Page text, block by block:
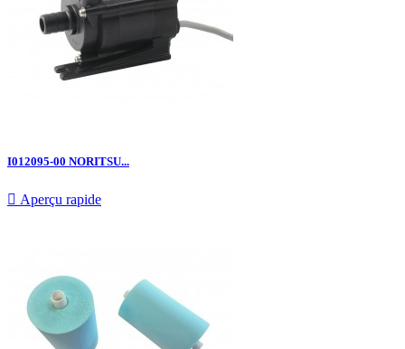
I012095-00 NORITSU...
 Aperçu rapide